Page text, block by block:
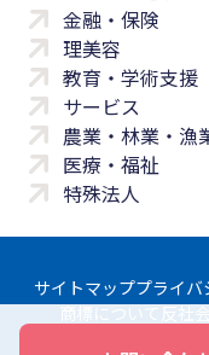
金融・保険
理美容
教育・学術支援
サービス
農業・林業・漁
医療・福祉
特殊法人
サイトマッププライバ
商標について 反社